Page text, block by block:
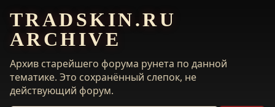
TRADSKIN.RU
ARCHIVE
Архив старейшего форума рунета по данной
тематике. Это сохранённый слепок, не
действующий форум.